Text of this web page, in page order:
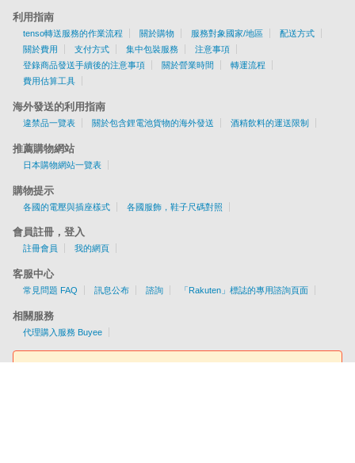
利用指南
tenso轉送服務的作業流程 關於購物 服務對象國家/地區
配送方式
關於費用
支付方式 集中包裝服務
注意事項
登錄商品發送手續後的注意事項
關於營業時間
轉運流程
費用估算工具
海外發送的利用指南
違禁品一覽表 關於包含鋰電池貨物的海外發送 酒精飲料的運送限制
推薦購物網站
日本購物網站一覽表
購物提示
各國的電壓與插座樣式 各國服飾，鞋子尺碼對照
會員註冊，登入
註冊會員 我的網頁
客服中心
常見問題 FAQ 訊息公布 諮詢 「Rakuten」標誌的專用諮詢頁面
相關服務
代理購入服務 Buyee